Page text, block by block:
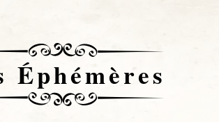
Éphémères